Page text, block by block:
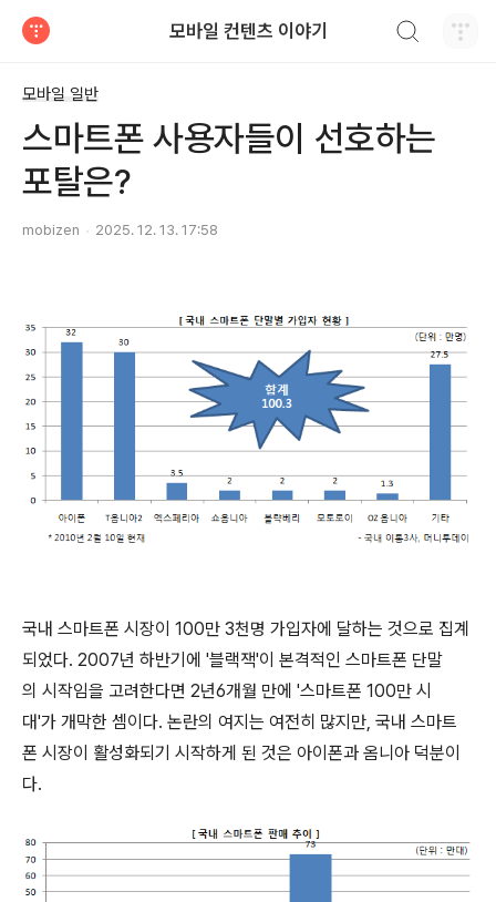
모바일 컨텐츠 이야기
모바일 일반
스마트폰 사용자들이 선호하는
포탈은?
mobizen 2025. 12. 13. 17:58
국내 스마트폰 시장이 100만 3천명 가입자에 달하는 것으로 집계
되었다. 2007년 하반기에 '블랙잭'이 본격적인 스마트폰 단말
의 시작임을 고려한다면 2년6개월 만에 '스마트폰 100만 시
대'가 개막한 셈이다. 논란의 여지는 여전히 많지만, 국내 스마트
폰 시장이 활성화되기 시작하게 된 것은 아이폰과 옴니아 덕분이
다.